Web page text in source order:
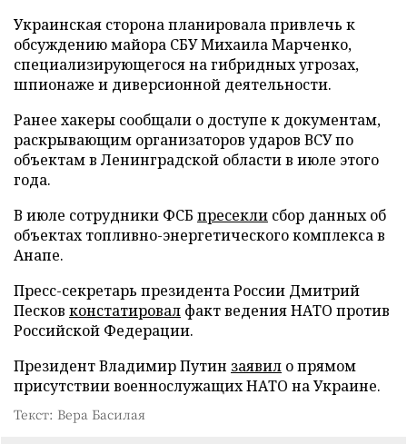
Украинская сторона планировала привлечь к
обсуждению майора СБУ Михаила Марченко,
специализирующегося на гибридных угрозах,
шпионаже и диверсионной деятельности.
Ранее хакеры сообщали о доступе к документам,
раскрывающим организаторов ударов ВСУ по
объектам в Ленинградской области в июле этого
года.
В июле сотрудники ФСБ пресекли сбор данных об
объектах топливно-энергетического комплекса в
Анапе.
Пресс-секретарь президента России Дмитрий
Песков констатировал факт ведения НАТО против
Российской Федерации.
Президент Владимир Путин заявил о прямом
присутствии военнослужащих НАТО на Украине.
Текст: Вера Басилая